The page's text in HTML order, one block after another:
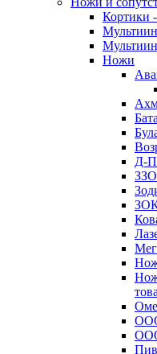
Кортики -
Ножи
Д-